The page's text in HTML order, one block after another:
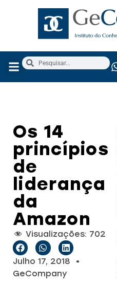
Os 14
princípios
de
liderança
da
Amazon
Visualizações: 702
Julho 17, 2018
GeCompany